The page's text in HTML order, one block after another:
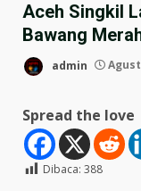
Aceh Singkil
Bawang
admin
Spread the love
Dibaca: 388